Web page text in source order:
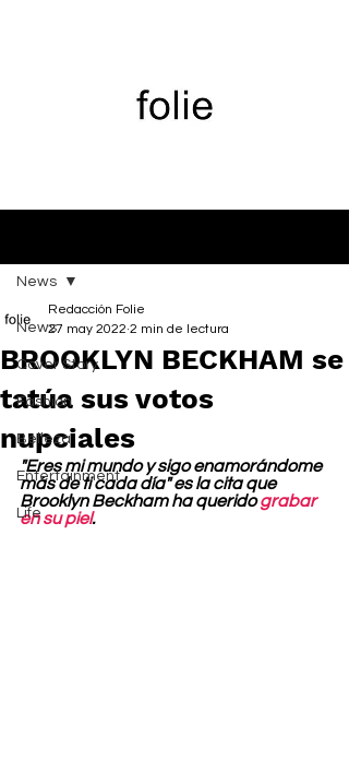
News
Cover Story
Fashion
Belleza
Entertainment
Life
News
BROOKLYN BECKHAM se
tatúa sus votos
nupciales
Redacción Folie
27 may 2022 2 min de lectura
"Eres mi mundo y sigo enamorándome
más de ti cada día" es la cita que
Brooklyn Beckham ha querido grabar
en su piel.